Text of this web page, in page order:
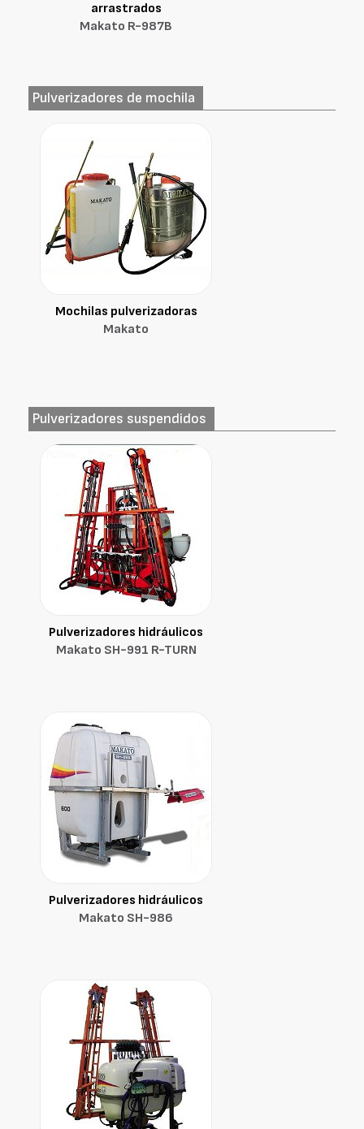
arrastrados
Makato R-987B
Pulverizadores de mochila
Mochilas pulverizadoras
Makato
Pulverizadores suspendidos
Pulverizadores hidráulicos
Makato SH-991 R-TURN
Pulverizadores hidráulicos
Makato SH-986